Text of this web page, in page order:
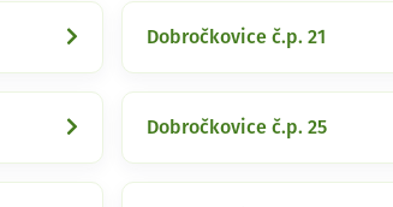
Dobročkovice č.p. 21
Dobročkovice č.p. 25